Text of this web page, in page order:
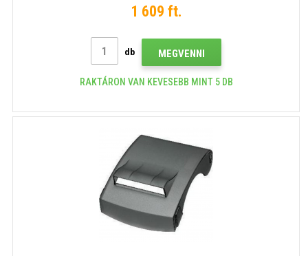
1 609 ft.
db MEGVENNI
RAKTÁRON VAN KEVESEBB MINT 5 DB